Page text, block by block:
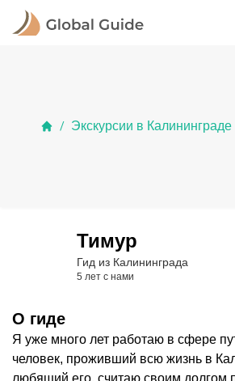
/ Экскурсии в Калининграде
Тимур
Гид из Калининграда
5 лет с нами
О гиде
Я уже много лет работаю в сфере
человек, проживший всю жизнь в
любящий его, считаю своим долгом